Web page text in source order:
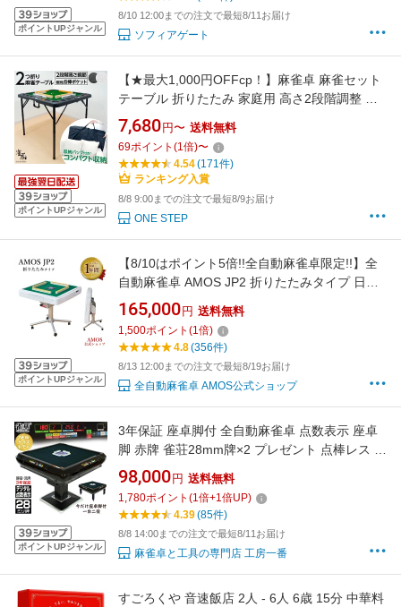
ポイントUPジャンル
8/10 12:00までの注文で最短8/11お届け
ソフィアゲート
ポイントUPジャンル
【★最大1,000円OFFcp！】麻雀卓 麻雀セット
テーブル 折りたたみ 家庭用 高さ2段階調整 軽
量コンパクト 起毛マット ドリンクホルダー付
き 点棒ポケット収納 撥水加工 収納バッグ付属
雀鳳
7,680 円〜 送料無料
69ポイント (1倍)〜
4.54(171件)
ランキング入賞
8/8 9:00までの注文で最短8/9お届け
ONE STEP
ポイントUPジャンル
【8/10はポイント5倍!!全自動麻雀卓限定!!】全
自動麻雀卓 AMOS JP2 折りたたみタイプ 日本
メーカー アフターサポート有（アモスジェイピ
ー・ツー）
165,000 円 送料無料
1,500ポイント (1倍)
4.8(356件)
8/13 12:00までの注文で最短8/19お届け
全自動麻雀卓 AMOS公式ショップ
ポイントUPジャンル
3年保証 座卓脚付 全自動麻雀卓 点数表示 座卓
脚 赤牌 雀荘28mm牌×2 プレゼント 点棒レス 点
数デジタル表示 静音 麻雀 卓 麻雀卓 全自動 麻
雀 セット 全自動麻雀 折りたたみ 自動麻雀卓 自
動雀卓 麻雀 テーブル マージャン 全自動 マット
雀卓セット 全自動卓 自動卓 座卓式
98,000 円 送料無料
1,780ポイント (1倍+1倍UP)
4.39(85件)
8/8 14:00までの注文で最短8/11お届け
麻雀卓と工具の専門店 工房一番
すごろくや 音速飯店 2人 - 6人 6歳 15分 中華料